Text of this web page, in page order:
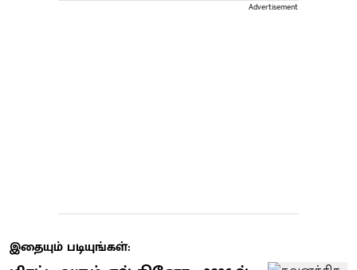
Advertisement
இதையும் படியுங்கள்: